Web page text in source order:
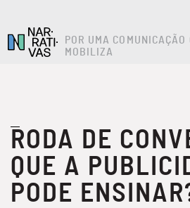
POR UMA COMUNICAÇÃO
MOBILIZA
RODA DE
QUE A
PODE